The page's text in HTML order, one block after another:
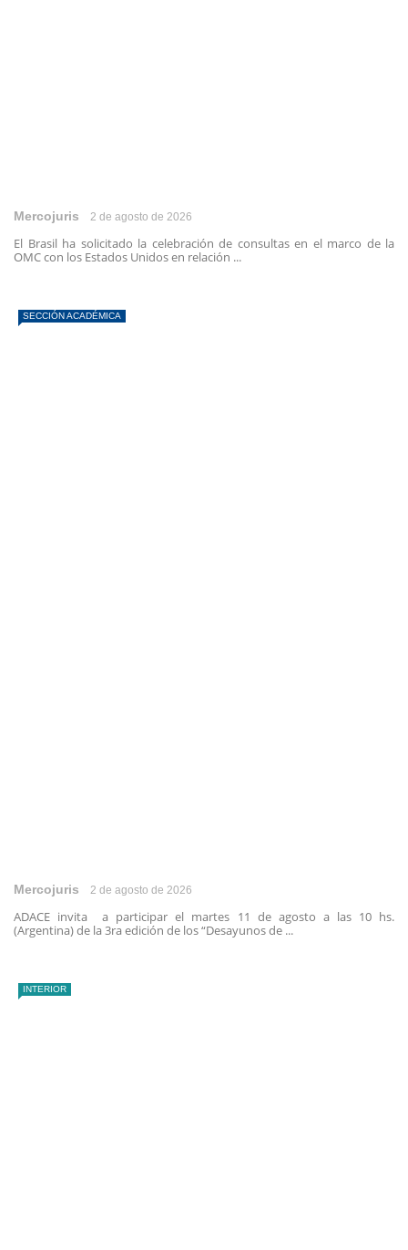
Mercojuris 2 de agosto de 2026
El Brasil ha solicitado la celebración de consultas en el marco de la
OMC con los Estados Unidos en relación ...
SECCIÓN ACADÉMICA
Mercojuris 2 de agosto de 2026
ADACE invita a participar el martes 11 de agosto a las 10 hs.
(Argentina) de la 3ra edición de los “Desayunos de ...
INTERIOR